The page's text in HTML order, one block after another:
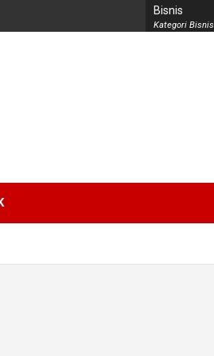
Bisnis
Kategori Bisnis